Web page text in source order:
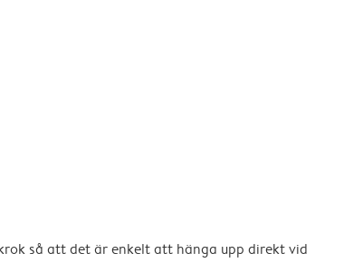
så att det är enkelt att hänga upp direkt vid